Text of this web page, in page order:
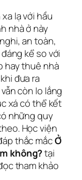
lạ với hầu
nhà ở này
an toàn,
kể so với
hay thuê nhà
đưa ra
còn lo lắng
xá có thể kết
những quy
Học viện
thắc mắcỞ
không?tại
tham khảo